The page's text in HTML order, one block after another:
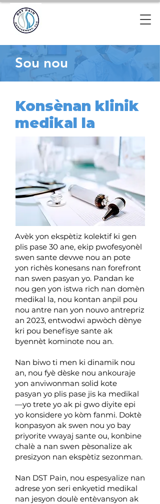
Sou nou
Konsènan klinik
medikal la
Avèk yon ekspètiz kolektif ki gen
plis pase 30 ane, ekip pwofesyonèl
swen sante devwe nou an pote
yon richès konesans nan forefront
nan swen pasyan yo. Pandan ke
nou gen yon istwa rich nan domèn
medikal la, nou kontan anpil pou
nou antre nan yon nouvo antrepriz
an 2023, entwodwi apwòch dènye
kri pou benefisye sante ak
byennèt kominote nou an.
Nan biwo ti men ki dinamik nou
an, nou fyè dèske nou ankouraje
yon anviwonman solid kote
pasyan yo plis pase jis ka medikal
—yo trete yo ak pi gwo diyite epi
yo konsidere yo kòm fanmi. Doktè
konpasyon ak swen nou yo bay
priyorite vwayaj sante ou, konbine
chalè a nan swen pèsonalize ak
presizyon nan ekspètiz sezonman.
Nan DST Pain, nou espesyalize nan
adrese yon seri enkyetid medikal
nan jesyon doulè entèvansyon ak